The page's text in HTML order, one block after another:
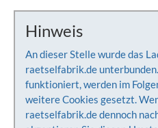
Hinweis
An dieser Stelle wurde das
raetselfabrik.de
funktioniert, werden im
weitere Cookies gesetzt.
raetselfabrik.de dennoch